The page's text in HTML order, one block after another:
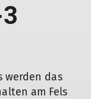
werden das
am Fels